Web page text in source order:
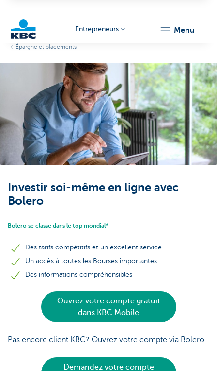
Entrepreneurs
Entrepreneurs menu
Épargne et placements
Investir soi-même en ligne avec
Bolero
Bolero se classe dans le top mondial*
Des tarifs compétitifs et un excellent service
Un accès à toutes les Bourses importantes
Des informations compréhensibles
Ouvrez votre compte gratuit
dans KBC Mobile
Pas encore client KBC? Ouvrez votre compte via Bolero.
Demandez votre compte